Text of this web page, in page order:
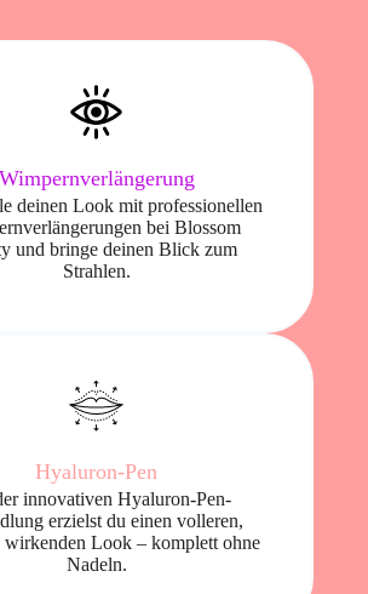
Wimpernverlängerung
deinen Look mit professionellen
bei Blossom
und bringe deinen Blick zum
Strahlen.
Hyaluron-Pen
innovativen Hyaluron-Pen-
erzielst du einen volleren,
wirkenden Look – komplett ohne
Nadeln.